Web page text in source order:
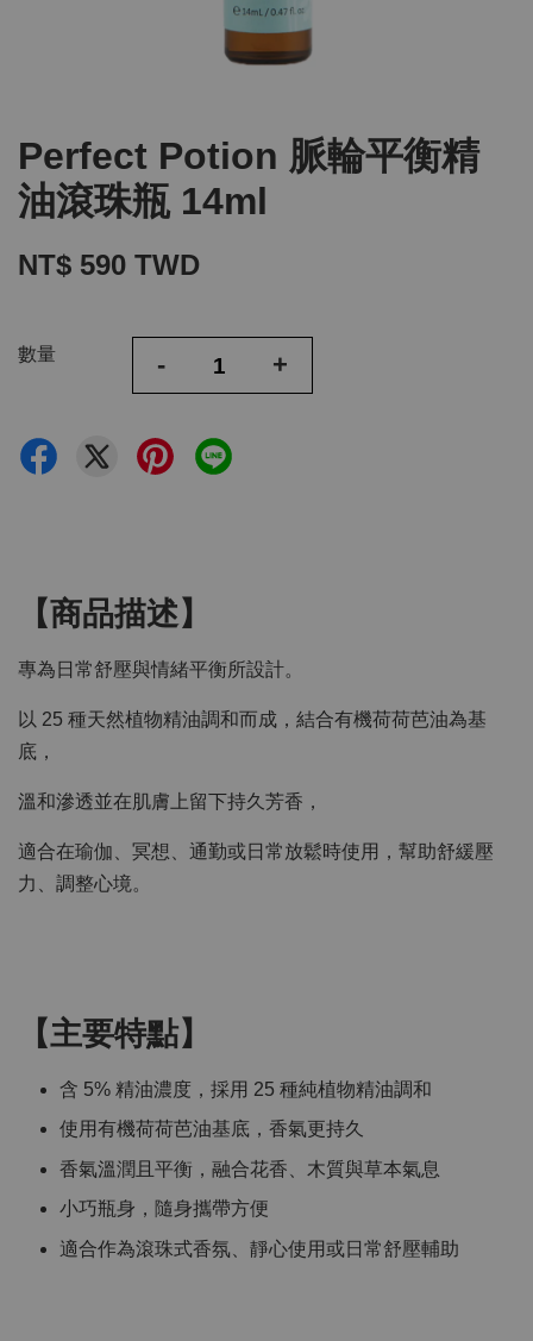
Perfect Potion 脈輪平衡精
油滾珠瓶 14ml
NT$ 590 TWD
數量 - +
【商品描述】
專為日常舒壓與情緒平衡所設計。
以 25 種天然植物精油調和而成，結合有機荷荷芭油為基
底，
溫和滲透並在肌膚上留下持久芳香，
適合在瑜伽、冥想、通勤或日常放鬆時使用，幫助舒緩壓
力、調整心境。
【主要特點】
含 5% 精油濃度，採用 25 種純植物精油調和
使用有機荷荷芭油基底，香氣更持久
香氣溫潤且平衡，融合花香、木質與草本氣息
小巧瓶身，隨身攜帶方便
適合作為滾珠式香氛、靜心使用或日常舒壓輔助